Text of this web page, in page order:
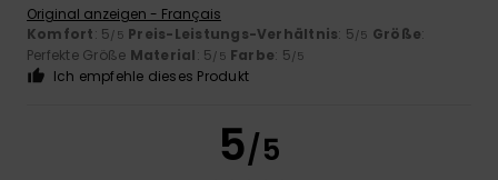
Original anzeigen - Français
Komfort: 5/5 Preis-Leistungs-Verhältnis: 5/5 Größe:
Perfekte Größe Material: 5/5 Farbe: 5/5
Ich empfehle dieses Produkt
5/5